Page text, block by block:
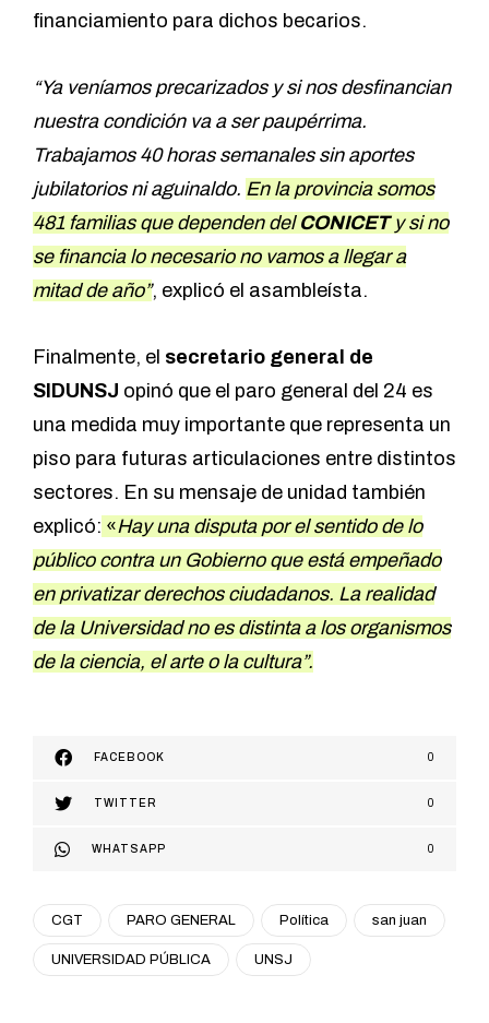
financiamiento para dichos becarios.
“Ya veníamos precarizados y si nos desfinancian
nuestra condición va a ser paupérrima.
Trabajamos 40 horas semanales sin aportes
jubilatorios ni aguinaldo. En la provincia somos
481 familias que dependen del CONICETy si no
se financia lo necesario no vamos a llegar a
mitad de año”, explicó el asambleísta.
Finalmente, el secretario general de
SIDUNSJ opinó que el paro general del 24 es
una medida muy importante que representa un
piso para futuras articulaciones entre distintos
sectores. En su mensaje de unidad también
explicó: «Hay una disputa por el sentido de lo
público contra un Gobierno que está empeñado
en privatizar derechos ciudadanos. La realidad
de la Universidad no es distinta a los organismos
de la ciencia, el arte o la cultura”.
FACEBOOK 0
TWITTER 0
WHATSAPP 0
CGT PARO GENERAL Política san juan
UNIVERSIDAD PÚBLICA UNSJ